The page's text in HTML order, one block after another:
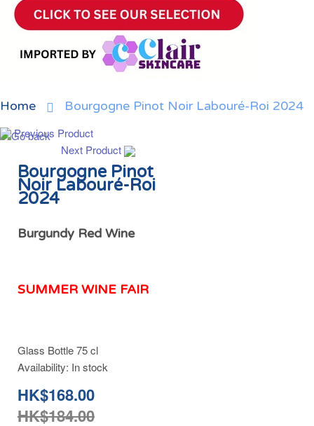
Home Bourgogne Pinot Noir Labouré-Roi 2024
Previous Product
Next Product
Bourgogne Pinot
Noir Labouré-Roi
2024
Burgundy Red Wine
SUMMER WINE FAIR
Glass Bottle 75 cl
Availability: In stock
HK$168.00
HK$184.00